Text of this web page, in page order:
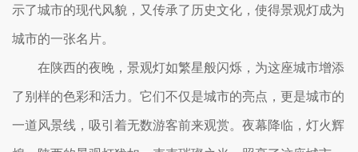
示了城市的现代风貌，又传承了历史文化，使得景观灯成为
城市的一张名片。
在陕西的夜晚，景观灯如繁星般闪烁，为这座城市增添
了别样的色彩和活力。它们不仅是城市的亮点，更是城市的
一道风景线，吸引着无数游客前来观赏。夜幕降临，灯火辉